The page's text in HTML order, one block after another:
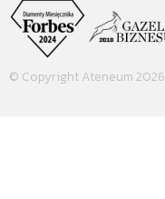
© Copyright Ateneum 2026